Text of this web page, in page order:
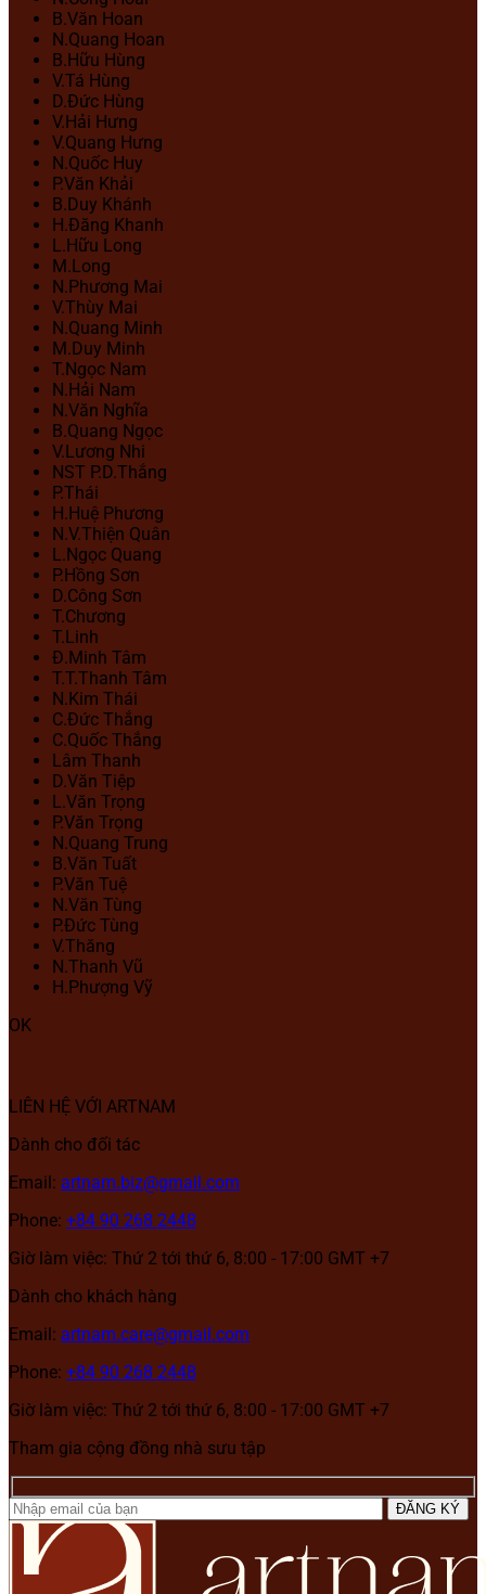
B.Văn Hoan
N.Quang Hoan
B.Hữu Hùng
V.Tá Hùng
D.Đức Hùng
V.Hải Hưng
V.Quang Hưng
N.Quốc Huy
P.Văn Khải
B.Duy Khánh
H.Đăng Khanh
L.Hữu Long
M.Long
N.Phương Mai
V.Thùy Mai
N.Quang Minh
M.Duy Minh
T.Ngọc Nam
N.Hải Nam
N.Văn Nghĩa
B.Quang Ngọc
V.Lương Nhi
NST P.D.Thắng
P.Thái
H.Huệ Phương
N.V.Thiện Quân
L.Ngọc Quang
P.Hồng Sơn
D.Công Sơn
T.Chương
T.Linh
Đ.Minh Tâm
T.T.Thanh Tâm
N.Kim Thái
C.Đức Thắng
C.Quốc Thắng
Lâm Thanh
D.Văn Tiệp
L.Văn Trọng
P.Văn Trọng
N.Quang Trung
B.Văn Tuất
P.Văn Tuệ
N.Văn Tùng
P.Đức Tùng
V.Thăng
N.Thanh Vũ
H.Phượng Vỹ
OK
LIÊN HỆ VỚI ARTNAM
Dành cho đối tác
Email: artnam.biz@gmail.com
Phone: +84 90 268 2448
Giờ làm việc: Thứ 2 tới thứ 6, 8:00 - 17:00 GMT +7
Dành cho khách hàng
Email: artnam.care@gmail.com
Phone: +84 90 268 2448
Giờ làm việc: Thứ 2 tới thứ 6, 8:00 - 17:00 GMT +7
Tham gia cộng đồng nhà sưu tập